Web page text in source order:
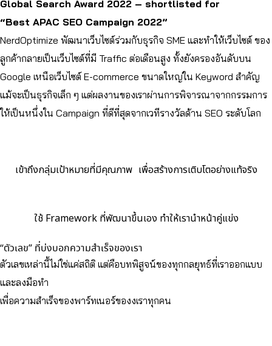
Global Search Award 2022 – shortlisted for
“Best APAC SEO Campaign 2022”
NerdOptimize พัฒนาเว็บไซต์ร่วมกับธุรกิจ SME และทำให้เว็บไซต์ ของ
ลูกค้ากลายเป็นเว็บไซต์ที่มี Traffic ต่อเดือนสูง ทั้งยังครองอันดับบน
Google เหนือเว็บไซต์ E-commerce ขนาดใหญ่ใน Keyword สำคัญ
แม้จะเป็นธุรกิจเล็ก ๆ แต่ผลงานของเราผ่านการพิจารณาจากกรรมการ
ให้เป็นหนึ่งใน Campaign ที่ดีที่สุดจากเวทีรางวัลด้าน SEO ระดับโลก
เข้าถึงกลุ่มเป้าหมายที่มีคุณภาพ เพื่อสร้างการเติบโตอย่างแท้จริง
ใช้ Framework ที่พัฒนาขึ้นเอง ทำให้เรานำหน้าคู่แข่ง
“ตัวเลข” ที่บ่งบอกความสำเร็จของเรา
ตัวเลขเหล่านี้ไม่ใช่แค่สถิติ แต่คือบทพิสูจน์ของทุกกลยุทธ์ที่เราออกแบบ
และลงมือทำ
เพื่อความสำเร็จของพาร์ทเนอร์ของงเราทุกคน